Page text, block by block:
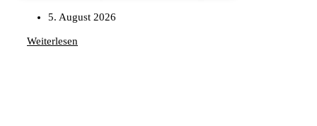
5. August 2026
Weiterlesen